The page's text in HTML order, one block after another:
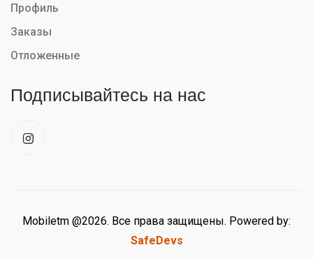
Профиль
Заказы
Отложенные
Подписывайтесь на нас
Mobiletm @2026. Все права защищены. Powered by:
SafeDevs